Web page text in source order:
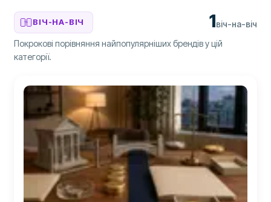
VS ВІЧ-НА-ВІЧ 1віч-на-віч
Покрокові порівняння найпопулярніших брендів у цій
категорії.